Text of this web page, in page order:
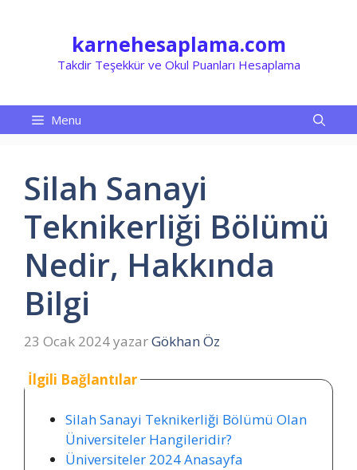
karnehesaplama.com
Takdir Teşekkür ve Okul Puanları Hesaplama
Menu
Silah Sanayi
Teknikerliği Bölümü
Nedir, Hakkında
Bilgi
23 Ocak 2024yazarGökhan Öz
İlgili Bağlantılar
Silah Sanayi Teknikerliği Bölümü Olan
Üniversiteler Hangileridir?
Üniversiteler 2024 Anasayfa